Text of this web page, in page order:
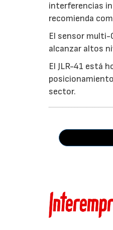
interferencias
recomienda
El sensor multi-
alcanzar altos
El JLR-41 está
sector.